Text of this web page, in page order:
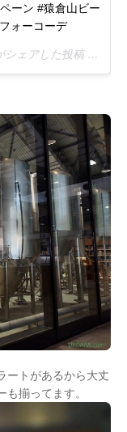
ーン #猿倉山ビー
ォーコーデ
ェアした投稿 –
ートがあるから大丈
揃ってます。